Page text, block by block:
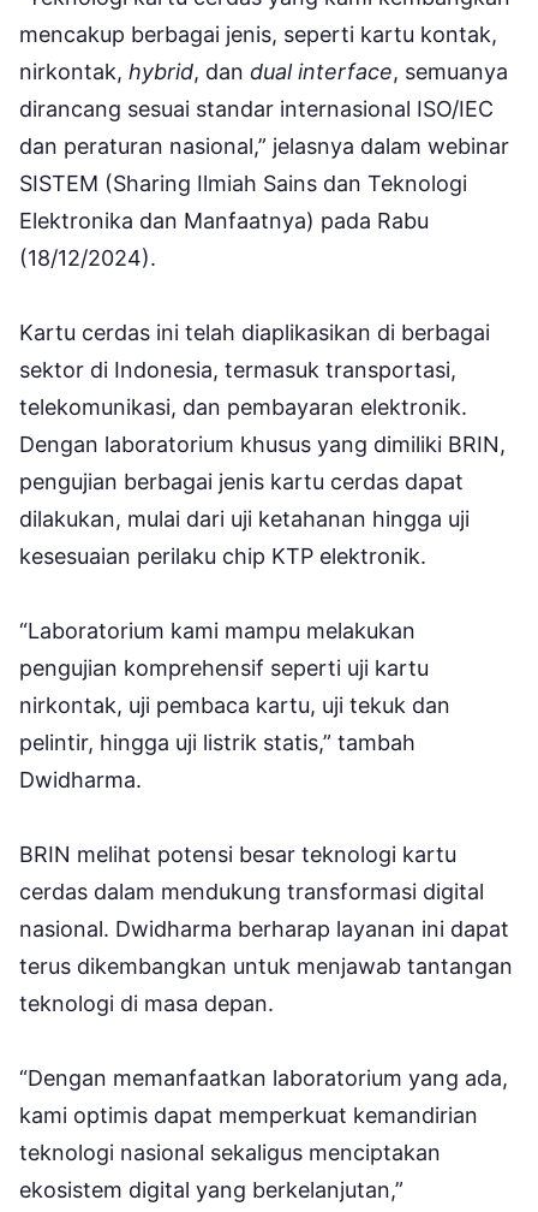
mencakup berbagai jenis, seperti kartu kontak,
nirkontak, hybrid, dan dual interface, semuanya
dirancang sesuai standar internasional ISO/IEC
dan peraturan nasional,” jelasnya dalam webinar
SISTEM (Sharing Ilmiah Sains dan Teknologi
Elektronika dan Manfaatnya) pada Rabu
(18/12/2024).
Kartu cerdas ini telah diaplikasikan di berbagai
sektor di Indonesia, termasuk transportasi,
telekomunikasi, dan pembayaran elektronik.
Dengan laboratorium khusus yang dimiliki BRIN,
pengujian berbagai jenis kartu cerdas dapat
dilakukan, mulai dari uji ketahanan hingga uji
kesesuaian perilaku chip KTP elektronik.
“Laboratorium kami mampu melakukan
pengujian komprehensif seperti uji kartu
nirkontak, uji pembaca kartu, uji tekuk dan
pelintir, hingga uji listrik statis,” tambah
Dwidharma.
BRIN melihat potensi besar teknologi kartu
cerdas dalam mendukung transformasi digital
nasional. Dwidharma berharap layanan ini dapat
terus dikembangkan untuk menjawab tantangan
teknologi di masa depan.
“Dengan memanfaatkan laboratorium yang ada,
kami optimis dapat memperkuat kemandirian
teknologi nasional sekaligus menciptakan
ekosistem digital yang berkelanjutan,”